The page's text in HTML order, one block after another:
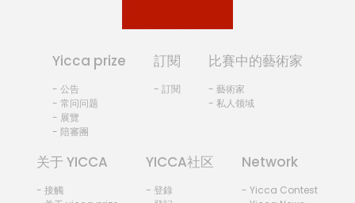
Yicca prize
- 公告
- 常问问题
- 展覽
- 陪審團
訂閱
- 訂閱
比賽中的藝術家
- 藝術家
- 私人领域
关于 YICCA
- 接觸
YICCA社区
- 登錄
Network
- Yicca Contest